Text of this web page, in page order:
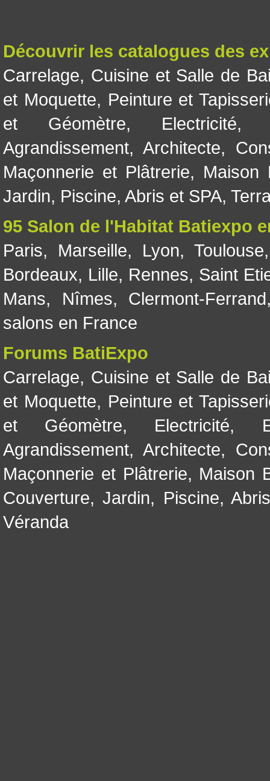
Découvrir les catalogues des
Carrelage, Cuisine et Salle de
et Moquette, Peinture et
et Géomètre, Electricité
Agrandissement, Architecte,
Maçonnerie et Plâtrerie, Maison
Jardin, Piscine, Abris et SPA,
95 Salon de l'Habitat Batiexpo
Paris, Marseille, Lyon, Toulouse
Bordeaux, Lille, Rennes, Saint
Mans, Nîmes, Clermont-Ferrand
salons en France
Forums BatiExpo
Carrelage, Cuisine et Salle de
et Moquette, Peinture et
et Géomètre, Electricité,
Agrandissement, Architecte,
Maçonnerie et Plâtrerie, Maison
Couverture,Jardin, Piscine,
Véranda